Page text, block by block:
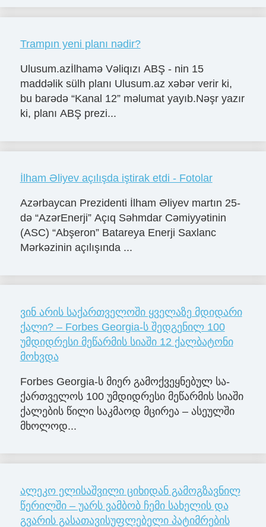
Trampın yeni planı nədir?
Ulusum.azİlhamə Vəliqızı ABŞ - nin 15
maddəlik sülh planı Ulusum.az xəbər verir ki,
bu barədə “Kanal 12” məlumat yayıb.Nəşr yazır
ki, planı ABŞ prezi...
İlham Əliyev açılışda iştirak etdi - Fotolar
Azərbaycan Prezidenti İlham Əliyev martın 25-
də “AzərEnerji” Açıq Səhmdar Cəmiyyətinin
(ASC) “Abşeron” Batareya Enerji Saxlanc
Mərkəzinin açılışında ...
ვინ არის საქართველოში ყველაზე მდიდარი
ქალი? – Forbes Georgia-ს შედგენილ 100
უმდიდრესი მეწარმის სიაში 12 ქალბატონი
მოხვდა
Forbes Georgia-ს მიერ გა­მოქ­ვეყ­ნე­ბულ სა­
ქარ­თვე­ლოს 100 უმ­დიდ­რე­სი მე­წარ­მის სი­ა­ში
ქა­ლე­ბის წილი საკ­მა­ოდ მცი­რეა – ასე­ულ­ში
მხო­ლოდ...
ალეკო ელისაშვილი ციხიდან გამოგზავნილ
წერილში – უარს ვამბობ ჩემი სახელის და
გვარის გასათავისუფლებელი პატიმრების